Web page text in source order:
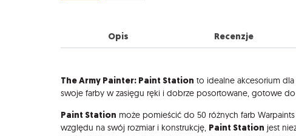
Opis Recenzje
Opis
The Army Painter: Paint Station to idealne akcesorium
swoje farby w zasięgu ręki i dobrze posortowane, gotowe do
Paint Station może pomieścić do 50 różnych farb
względu na swój rozmiar i konstrukcję, Paint Station jest